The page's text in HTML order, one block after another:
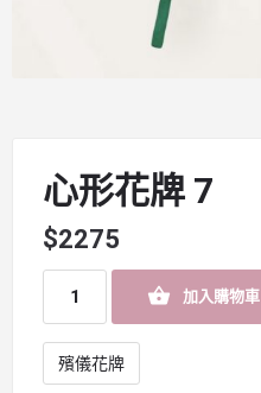
心形花牌 7
$2275
加入購物車
殯儀花牌